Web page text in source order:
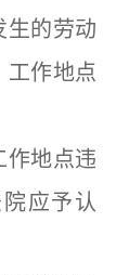
生的劳动
工作地点
地点违
应予认